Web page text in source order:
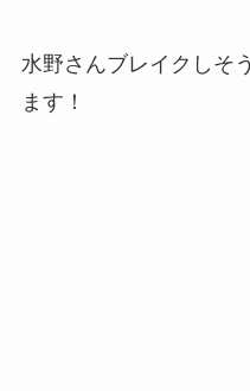
水野さんブレイクしそ
ます！